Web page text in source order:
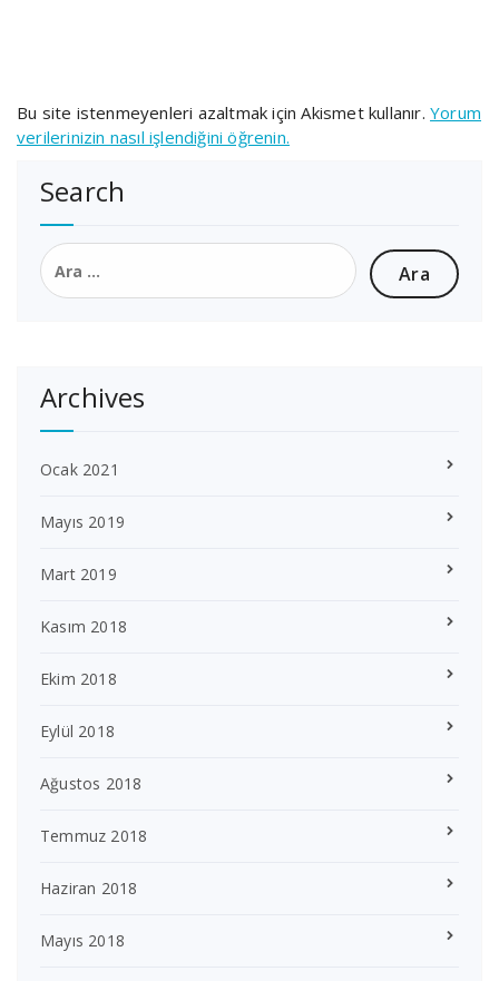
Bu site istenmeyenleri azaltmak için Akismet kullanır.Yorum
verilerinizin nasıl işlendiğini öğrenin.
Search
Arama:
Archives
Ocak 2021
Mayıs 2019
Mart 2019
Kasım 2018
Ekim 2018
Eylül 2018
Ağustos 2018
Temmuz 2018
Haziran 2018
Mayıs 2018